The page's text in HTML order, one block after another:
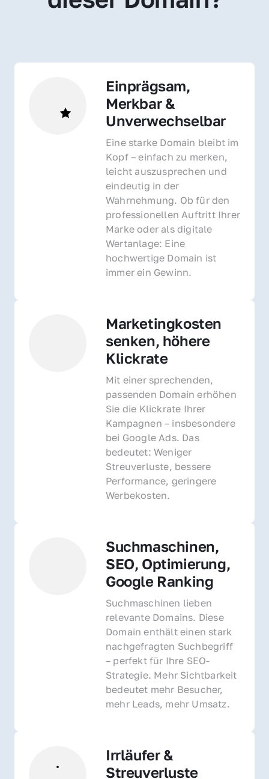
Einprägsam,
Merkbar &
Unverwechselbar
Eine starke Domain bleibt im
Kopf – einfach zu merken,
leicht auszusprechen und
eindeutig in der
Wahrnehmung. Ob für den
professionellen Auftritt Ihrer
Marke oder als digitale
Wertanlage: Eine
hochwertige Domain ist
immer ein Gewinn.
Marketingkosten
senken, höhere
Klickrate
Mit einer sprechenden,
passenden Domain erhöhen
Sie die Klickrate Ihrer
Kampagnen – insbesondere
bei Google Ads. Das
bedeutet: Weniger
Streuverluste, bessere
Performance, geringere
Werbekosten.
Suchmaschinen,
SEO, Optimierung,
Google Ranking
Suchmaschinen lieben
relevante Domains. Diese
Domain enthält einen stark
nachgefragten Suchbegriff
– perfekt für Ihre SEO-
Strategie. Mehr Sichtbarkeit
bedeutet mehr Besucher,
mehr Leads, mehr Umsatz.
Irrläufer &
Streuverluste